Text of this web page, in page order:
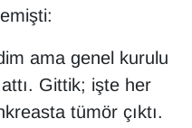
ama genel kurulu
Gittik; işte her
tümör çıktı.